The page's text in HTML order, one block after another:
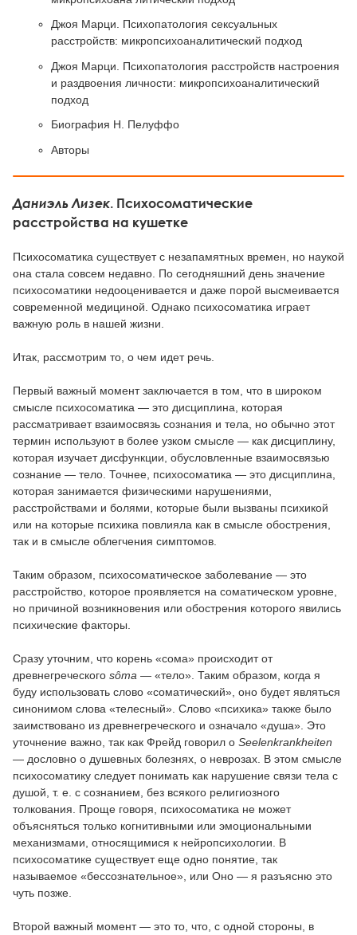
Джоя Марци. Психопатология сексуальных
расстройств: микропсихоаналитический подход
Джоя Марци. Психопатология расстройств настроения
и раздвоения личности: микропсихоаналитический
подход
Биография Н. Пелуффо
Авторы
Даниэль Лизек. Психосоматические
расстройства на кушетке
Психосоматика существует с незапамятных времен, но наукой
она стала совсем недавно. По сегодняшний день значение
психосоматики недооценивается и даже порой высмеивается
современной медициной. Однако психосоматика играет
важную роль в нашей жизни.
Итак, рассмотрим то, о чем идет речь.
Первый важный момент заключается в том, что в широком
смысле психосоматика — это дисциплина, которая
рассматривает взаимосвязь сознания и тела, но обычно этот
термин используют в более узком смысле — как дисциплину,
которая изучает дисфункции, обусловленные взаимосвязью
сознание — тело. Точнее, психосоматика — это дисциплина,
которая занимается физическими нарушениями,
расстройствами и болями, которые были вызваны психикой
или на которые психика повлияла как в смысле обострения,
так и в смысле облегчения симптомов.
Таким образом, психосоматическое заболевание — это
расстройство, которое проявляется на соматическом уровне,
но причиной возникновения или обострения которого явились
психические факторы.
Сразу уточним, что корень «сома» происходит от
древнегреческого sȏma — «тело». Таким образом, когда я
буду использовать слово «соматический», оно будет являться
синонимом слова «телесный». Слово «психика» также было
заимствовано из древнегреческого и означало «душа». Это
уточнение важно, так как Фрейд говорил о Seelenkrankheiten
— дословно о душевных болезнях, о неврозах. В этом смысле
психосоматику следует понимать как нарушение связи тела с
душой, т. е. с сознанием, без всякого религиозного
толкования. Проще говоря, психосоматика не может
объясняться только когнитивными или эмоциональными
механизмами, относящимися к нейропсихологии. В
психосоматике существует еще одно понятие, так
называемое «бессознательное», или Оно — я разъясню это
чуть позже.
Второй важный момент — это то, что, с одной стороны, в